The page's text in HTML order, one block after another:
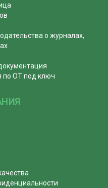
о журналах,
по ОТ под ключ